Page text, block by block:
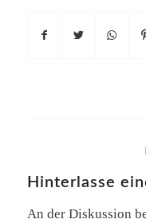
Hinterlasse
An der Diskussion